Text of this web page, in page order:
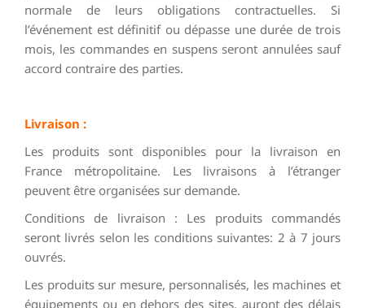
normale de leurs obligations contractuelles. Si
l’événement est définitif ou dépasse une durée de trois
mois, les commandes en suspens seront annulées sauf
accord contraire des parties.
Livraison :
Les produits sont disponibles pour la livraison en
France métropolitaine. Les livraisons à l’étranger
peuvent être organisées sur demande.
Conditions de livraison : Les produits commandés
seront livrés selon les conditions suivantes: 2 à 7 jours
ouvrés.
Les produits sur mesure, personnalisés, les machines et
équipements ou en dehors des sites, auront des délais